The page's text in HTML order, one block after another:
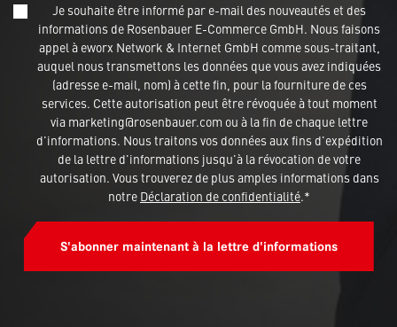
Je souhaite être informé par e-mail des nouveautés et des
informations de Rosenbauer E-Commerce GmbH. Nous faisons
appel à eworx Network & Internet GmbH comme sous-traitant,
auquel nous transmettons les données que vous avez indiquées
(adresse e-mail, nom) à cette fin, pour la fourniture de ces
services. Cette autorisation peut être révoquée à tout moment
via marketing@rosenbauer.com ou à la fin de chaque lettre
d'informations. Nous traitons vos données aux fins d'expédition
de la lettre d'informations jusqu'à la révocation de votre
autorisation. Vous trouverez de plus amples informations dans
notre Déclaration de confidentialité.*
S'abonner maintenant à la lettre d'informations